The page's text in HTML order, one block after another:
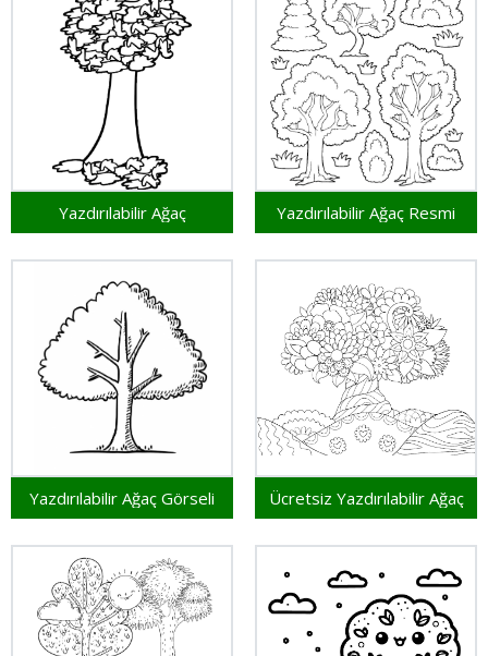
Yazdırılabilir Ağaç Yazdırılabilir Ağaç Resmi
Yazdırılabilir Ağaç Görseli Ücretsiz Yazdırılabilir Ağaç